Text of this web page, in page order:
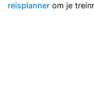
reisplanner om je